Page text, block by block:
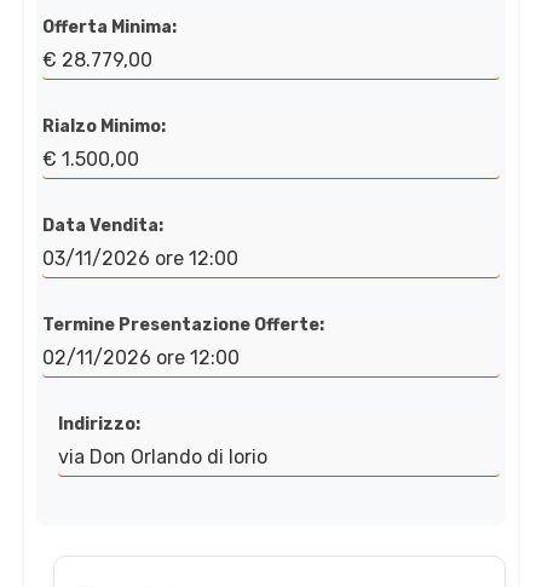
Offerta Minima:
€ 28.779,00
Rialzo Minimo:
€ 1.500,00
Data Vendita:
03/11/2026 ore 12:00
Termine Presentazione Offerte:
02/11/2026 ore 12:00
Indirizzo:
via Don Orlando di Iorio